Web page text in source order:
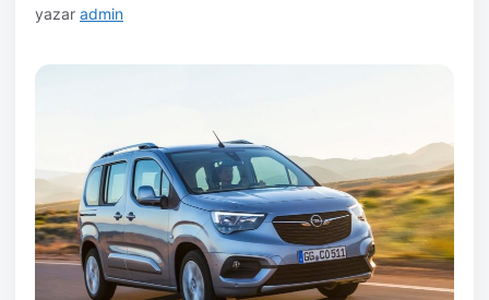
yazar admin